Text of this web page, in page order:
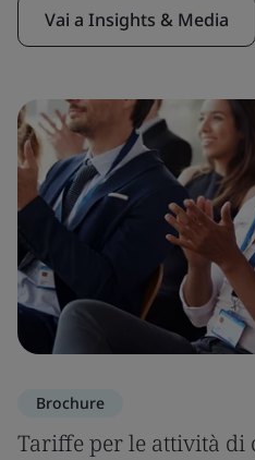
Vai a Insights & Media
Brochure
Tariffe per le attività di